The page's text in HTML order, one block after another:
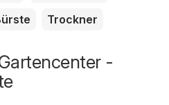
Trockner
-